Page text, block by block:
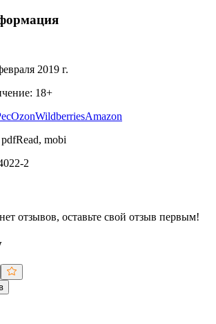
2019 г.
18+
OzonWildberriesAmazon
mobi
2
отзывов, оставьте свой отзыв первым!